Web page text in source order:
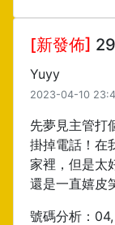
[新發佈]
Yuyy
2023-04-10
先夢見主管打
掛掉電話！在
家裡，但是太
還是一直嬉皮
號碼分析：